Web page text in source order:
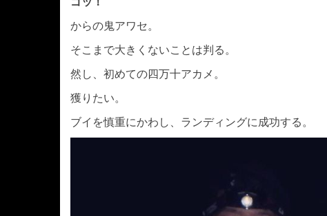
からの鬼アワセ。
そこまで大きくないことは判る。
然し、初めての四万十アカメ。
獲りたい。
ブイを慎重にかわし、ランディングに成功する。